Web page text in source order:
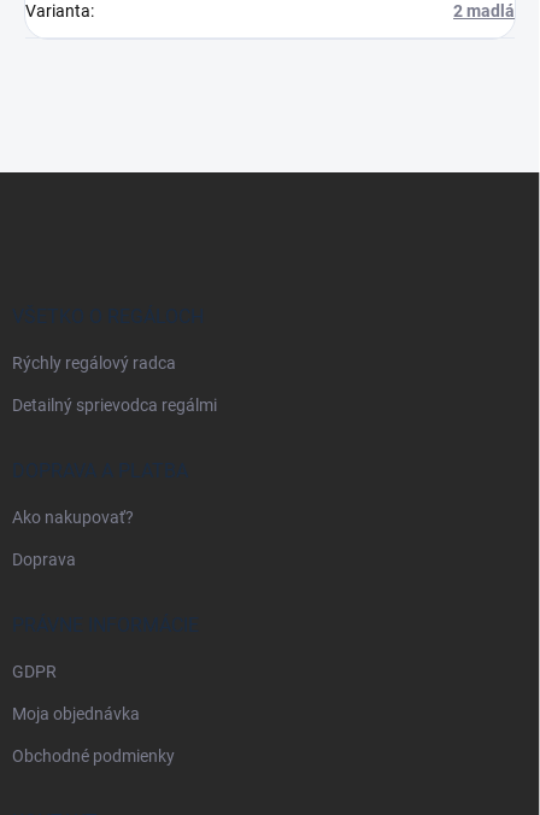
Varianta: 2 madlá
VŠETKO O REGÁLOCH
Rýchly regálový radca
Detailný sprievodca regálmi
DOPRAVA A PLATBA
Ako nakupovať?
Doprava
PRÁVNE INFORMÁCIE
GDPR
Moja objednávka
Obchodné podmienky